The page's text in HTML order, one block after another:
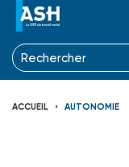
ACCUEIL AUTONOMIE